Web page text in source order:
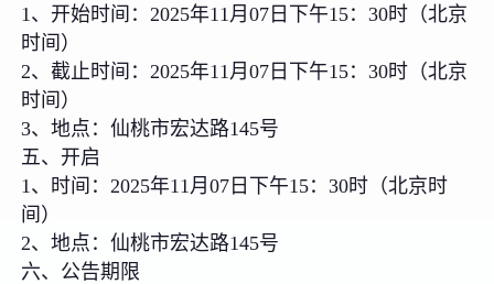
1、开始时间：2025年11月07日下午15：30时（北京
时间）
2、截止时间：2025年11月07日下午15：30时（北京
时间）
3、地点：仙桃市宏达路145号
五、开启
1、时间：2025年11月07日下午15：30时（北京时
间）
2、地点：仙桃市宏达路145号
六、公告期限